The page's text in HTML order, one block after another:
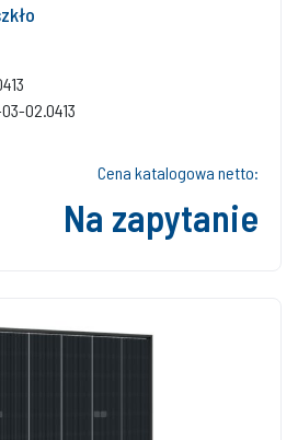
02.0413
Cena katalogowa netto:
Na zapytanie